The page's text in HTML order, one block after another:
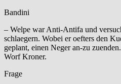
Bandini
– Welpe war Anti-Antifa und
schlaegern. Wobei er oefters den
geplant, einen Neger an-zu
Worf Kroner.
Frage